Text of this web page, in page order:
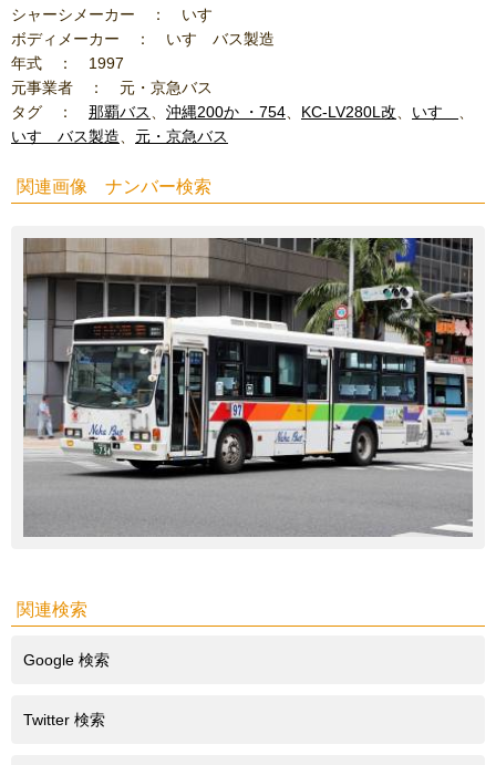
シャーシメーカー ： いすゞ
ボディメーカー ： いすゞバス製造
年式 ： 1997
元事業者 ： 元・京急バス
タグ ： 那覇バス 沖縄200か ・754 KC-LV280L改 いすゞ
いすゞバス製造
元・京急バス
関連画像 ナンバー検索
関連検索
Google 検索
Twitter 検索